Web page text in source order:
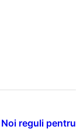
reguli pentru